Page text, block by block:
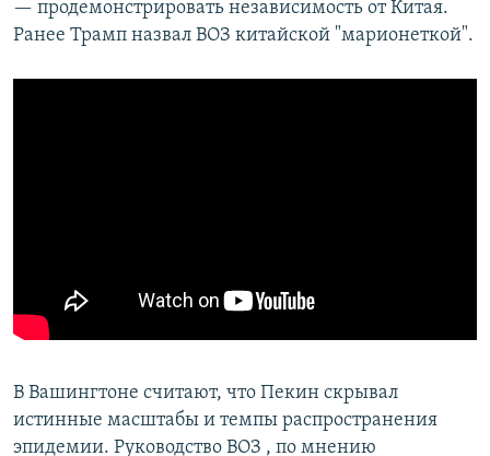
— продемонстрировать независимость от Китая.
Ранее Трамп назвал ВОЗ китайской "марионеткой".
В Вашингтоне считают, что Пекин скрывал
истинные масштабы и темпы распространения
эпидемии. Руководство ВОЗ , по мнению